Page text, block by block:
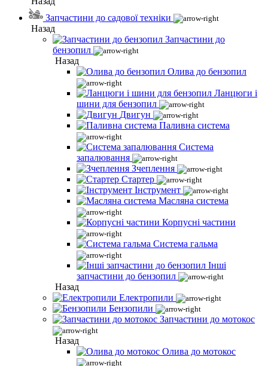
Запчастини до садової техніки
Назад
Запчастини до
бензопил
Назад
Олива до бензопил
Ланцюги і
шини для бензопил
Двигун
Паливна система
Система
запалювання
Зчеплення
Стартер
Інструмент
Масляна система
Корпусні частини
Система гальма
Інші
запчастини до бензопил
Назад
Електропили
Бензопили
Запчастини до мотокос
Назад
Олива до мотокос